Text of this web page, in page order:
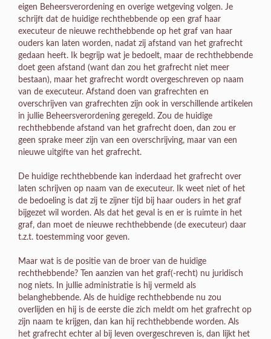
eigen Beheersverordening en overige wetgeving volgen. Je
schrijft dat de huidige rechthebbende op een graf haar
executeur de nieuwe rechthebbende op het graf van haar
ouders kan laten worden, nadat zij afstand van het grafrecht
gedaan heeft. Ik begrijp wat je bedoelt, maar de rechthebbende
doet geen afstand (want dan zou het grafrecht niet meer
bestaan), maar het grafrecht wordt overgeschreven op naam
van de executeur. Afstand doen van grafrechten en
overschrijven van grafrechten zijn ook in verschillende artikelen
in jullie Beheersverordening geregeld. Zou de huidige
rechthebbende afstand van het grafrecht doen, dan zou er
geen sprake meer zijn van een overschrijving, maar van een
nieuwe uitgifte van het grafrecht.
De huidige rechthebbende kan inderdaad het grafrecht over
laten schrijven op naam van de executeur. Ik weet niet of het
de bedoeling is dat zij te zijner tijd bij haar ouders in het graf
bijgezet wil worden. Als dat het geval is en er is ruimte in het
graf, dan moet de nieuwe rechthebbende (de executeur) daar
t.z.t. toestemming voor geven.
Maar wat is de positie van de broer van de huidige
rechthebbende? Ten aanzien van het graf(-recht) nu juridisch
nog niets. In jullie administratie is hij vermeld als
belanghebbende. Als de huidige rechthebbende nu zou
overlijden en hij is de eerste die zich meldt om het grafrecht op
zijn naam te krijgen, dan kan hij rechthebbende worden. Als
het grafrecht echter al bij leven overgeschreven is, dan lijkt het